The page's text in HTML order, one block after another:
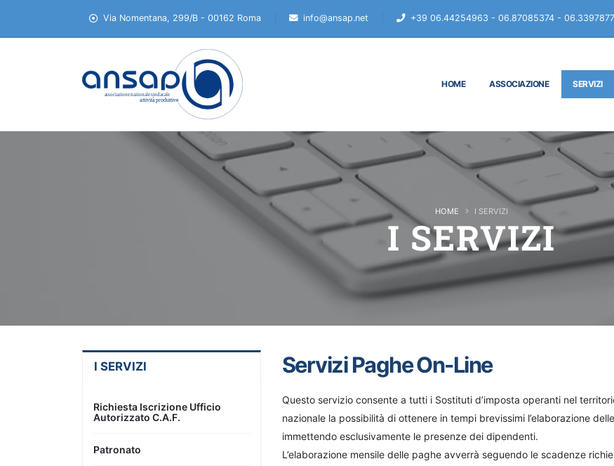
Via Nomentana, 299/B - 00162 Roma info@ansap.net +39 06.44254963 - 06.87085374 -
HOME ASSOCIAZIONE SERVIZI
I SERVIZI
HOME I SERVIZI
I SERVIZI
Richiesta Iscrizione Ufficio
Autorizzato C.A.F.
Patronato
Servizi Paghe On-Line
Questo servizio consente a tutti i Sostituti d’imposta operanti nel
nazionale la possibilità di ottenere in tempi brevissimi l’elaborazione
immettendo esclusivamente le presenze dei dipendenti.
L’elaborazione mensile delle paghe avverrà seguendo le scadenze